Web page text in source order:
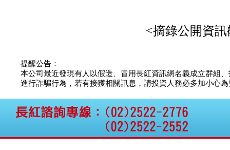
權資產
仁新醫藥:代重要子公司
BeliteBio,Inc公告受邀參
MPB-1523MRI顯影劑-
肝細胞癌接獲美國FD
格斯科技*:公告調整本
公司私募專區資訊(董事
<摘錄公開資
提醒公告：
本公司最近發現有人以假造、冒用長紅資訊網名義成立群組
進行詐騙行為，若有接獲相關訊息，請投資人務必多加小心